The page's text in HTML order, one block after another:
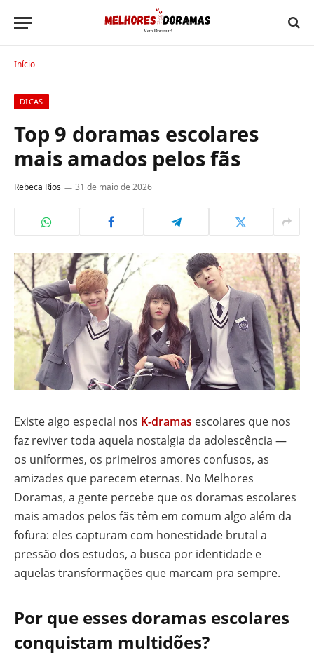
Início
DICAS
Top 9 doramas escolares
mais amados pelos fãs
Rebeca Rios 31 de maio de 2026
Existe algo especial nos K-dramas escolares que nos
faz reviver toda aquela nostalgia da adolescência —
os uniformes, os primeiros amores confusos, as
amizades que parecem eternas. No Melhores
Doramas, a gente percebe que os doramas escolares
mais amados pelos fãs têm em comum algo além da
fofura: eles capturam com honestidade brutal a
pressão dos estudos, a busca por identidade e
aquelas transformações que marcam pra sempre.
Por que esses doramas escolares
conquistam multidões?